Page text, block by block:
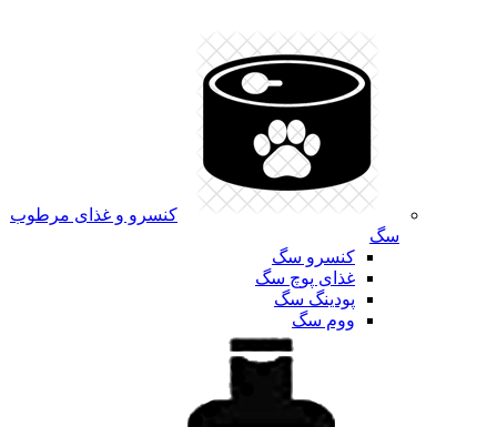
کنسرو و غذای مرطوب
سگ
کنسرو سگ
غذای پوچ سگ
پودینگ سگ
ووم سگ